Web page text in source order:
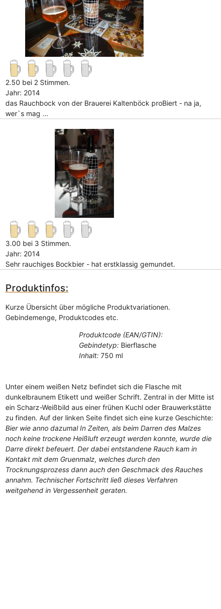
2.50 bei 2 Stimmen.
Jahr: 2014
das Rauchbock von der Brauerei Kaltenböck proBiert - na ja,
wer`s mag ...
3.00 bei 3 Stimmen.
Jahr: 2014
Sehr rauchiges Bockbier - hat erstklassig gemundet.
Produktinfos:
Kurze Übersicht über mögliche Produktvariationen.
Gebindemenge, Produktcodes etc.
Produktcode (EAN/GTIN):
Gebindetyp: Bierflasche
Inhalt:750 ml
Unter einem weißen Netz befindet sich die Flasche mit
dunkelbraunem Etikett und weißer Schrift. Zentral in der Mitte ist
ein Scharz-Weißbild aus einer frühen Kuchl oder Brauwerkstätte
zu finden. Auf der linken Seite findet sich eine kurze Geschichte:
Bier wie anno dazumal In Zeiten, als beim Darren des Malzes
noch keine trockene Heißluft erzeugt werden konnte, wurde die
Darre direkt befeuert. Der dabei entstandene Rauch kam in
Kontakt mit dem Gruenmalz, welches durch den
Trocknungsprozess dann auch den Geschmack des Rauches
annahm. Technischer Fortschritt ließ dieses Verfahren
weitgehend in Vergessenheit geraten.